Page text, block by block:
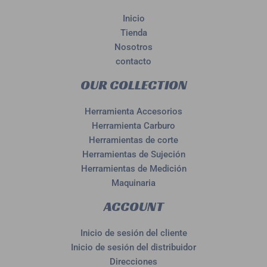
Inicio
Tienda
Nosotros
contacto
OUR COLLECTION
Herramienta Accesorios
Herramienta Carburo
Herramientas de corte
Herramientas de Sujeción
Herramientas de Medición
Maquinaria
ACCOUNT
Inicio de sesión del cliente
Inicio de sesión del distribuidor
Direcciones